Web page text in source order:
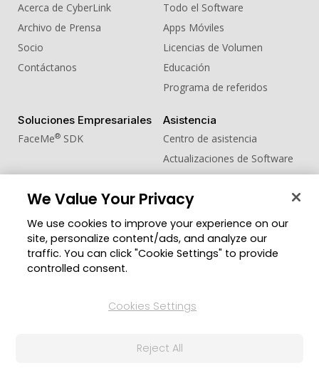
Acerca de CyberLink
Archivo de Prensa
Socio
Contáctanos
Todo el Software
Apps Móviles
Licencias de Volumen
Educación
Programa de referidos
Soluciones Empresariales
FaceMe® SDK
Asistencia
Centro de asistencia
Actualizaciones de Software
Centro de Aprendizaje
Zona de Miembros
Blog
Cambiar región
We Value Your Privacy
We use cookies to improve your experience on our
site, personalize content/ads, and analyze our
traffic. You can click "Cookie Settings" to provide
controlled consent.
Cookies Settings
Reject All